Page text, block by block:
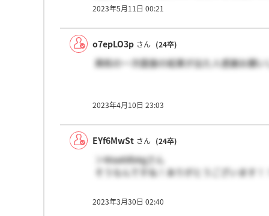
2023年5月11日 00:21
o7epLO3p さん (24卒)
興和の一次面接の結果が出た人感謝お願い
2023年4月10日 23:03
EYf6MwSt さん (24卒)
＞Waa68bAgさん
そうなんですね！ありがとうございます！
2023年3月30日 02:40